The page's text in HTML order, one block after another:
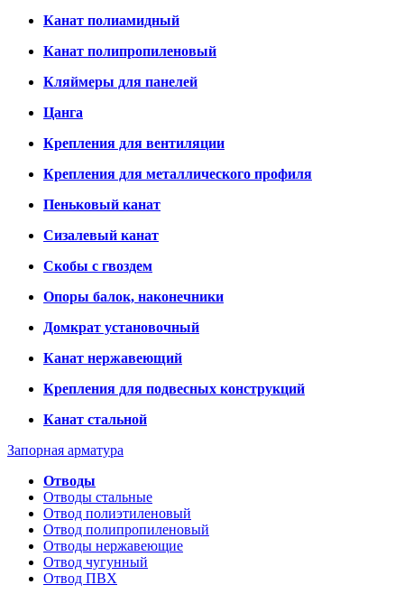
Канат полиамидный
Канат полипропиленовый
Кляймеры для панелей
Цанга
Крепления для вентиляции
Крепления для металлического профиля
Пеньковый канат
Сизалевый канат
Скобы с гвоздем
Опоры балок, наконечники
Домкрат установочный
Канат нержавеющий
Крепления для подвесных конструкций
Канат стальной
Запорная арматура
Отводы
Отводы стальные
Отвод полиэтиленовый
Отвод полипропиленовый
Отводы нержавеющие
Отвод чугунный
Отвод ПВХ